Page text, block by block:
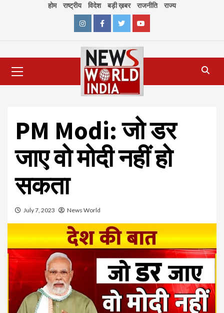
होम राष्ट्रीय विदेश बड़ी ख़बर राजनीति राज्य
InstagramFacebookTwitterYoutube
Menu
PM Modi: जो डर
जाए वो मोदी नहीं हो
सकता
July 7, 2023 News World